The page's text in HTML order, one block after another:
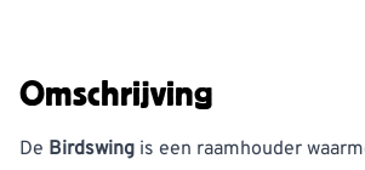
Omschrijving
De Birdswing is een raamhouder